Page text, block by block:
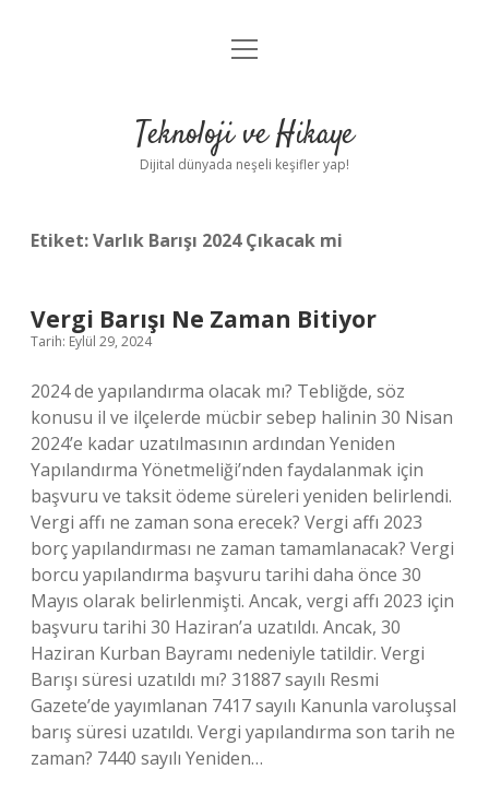
Anasayfa
Yasal Uyarı
menüyü
Teknoloji ve Hikaye
Dijital dünyada neşeli keşifler yap!
Etiket:Varlık Barışı 2024 Çıkacak mi
Vergi Barışı Ne Zaman Bitiyor
Tarih: Eylül 29, 2024
2024 de yapılandırma olacak mı? Tebliğde, söz
konusu il ve ilçelerde mücbir sebep halinin 30 Nisan
2024’e kadar uzatılmasının ardından Yeniden
Yapılandırma Yönetmeliği’nden faydalanmak için
başvuru ve taksit ödeme süreleri yeniden belirlendi.
Vergi affı ne zaman sona erecek? Vergi affı 2023
borç yapılandırması ne zaman tamamlanacak? Vergi
borcu yapılandırma başvuru tarihi daha önce 30
Mayıs olarak belirlenmişti. Ancak, vergi affı 2023 için
başvuru tarihi 30 Haziran’a uzatıldı. Ancak, 30
Haziran Kurban Bayramı nedeniyle tatildir. Vergi
Barışı süresi uzatıldı mı? 31887 sayılı Resmi
Gazete’de yayımlanan 7417 sayılı Kanunla varoluşsal
barış süresi uzatıldı. Vergi yapılandırma son tarih ne
zaman? 7440 sayılı Yeniden…